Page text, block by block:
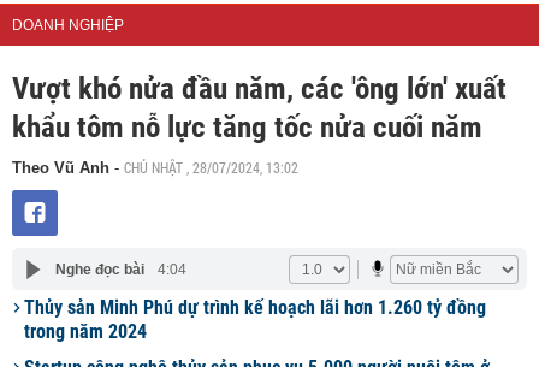
DOANH NGHIỆP
Vượt khó nửa đầu năm, các 'ông lớn' xuất
khẩu tôm nỗ lực tăng tốc nửa cuối năm
Theo Vũ Anh - CHỦ NHẬT , 28/07/2024, 13:02
Nghe đọc bài 4:04
Thủy sản Minh Phú dự trình kế hoạch lãi hơn 1.260 tỷ đồng
trong năm 2024